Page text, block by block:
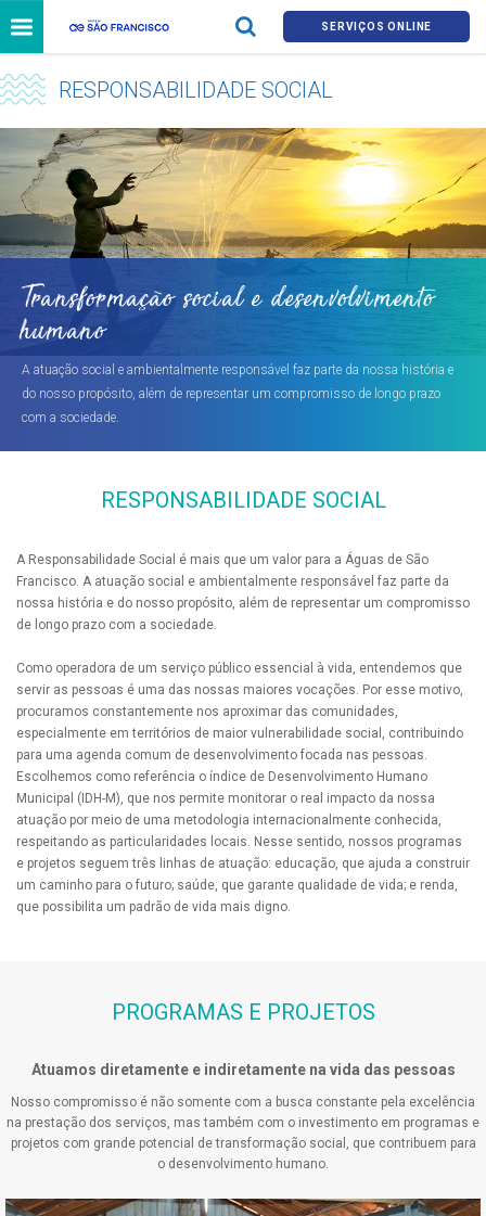
SERVIÇOS ONLINE
RESPONSABILIDADE SOCIAL
Transformação social e desenvolvimento
humano
A atuação social e ambientalmente responsável faz parte da nossa história e
do nosso propósito, além de representar um compromisso de longo prazo
com a sociedade.
RESPONSABILIDADE SOCIAL
A Responsabilidade Social é mais que um valor para a Águas de São
Francisco. A atuação social e ambientalmente responsável faz parte da
nossa história e do nosso propósito, além de representar um compromisso
de longo prazo com a sociedade.
Como operadora de um serviço público essencial à vida, entendemos que
servir as pessoas é uma das nossas maiores vocações. Por esse motivo,
procuramos constantemente nos aproximar das comunidades,
especialmente em territórios de maior vulnerabilidade social, contribuindo
para uma agenda comum de desenvolvimento focada nas pessoas.
Escolhemos como referência o índice de Desenvolvimento Humano
Municipal (IDH-M), que nos permite monitorar o real impacto da nossa
atuação por meio de uma metodologia internacionalmente conhecida,
respeitando as particularidades locais. Nesse sentido, nossos programas
e projetos seguem três linhas de atuação: educação, que ajuda a construir
um caminho para o futuro; saúde, que garante qualidade de vida; e renda,
que possibilita um padrão de vida mais digno.
PROGRAMAS E PROJETOS
Atuamos diretamente e indiretamente na vida das pessoas
Nosso compromisso é não somente com a busca constante pela excelência
na prestação dos serviços, mas também com o investimento em programas e
projetos com grande potencial de transformação social, que contribuem para
o desenvolvimento humano.